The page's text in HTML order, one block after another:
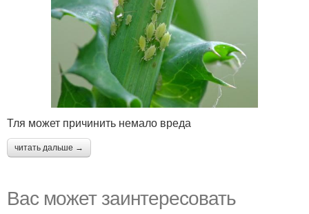
Тля может причинить немало вреда
читать дальше →
Вас может заинтересовать